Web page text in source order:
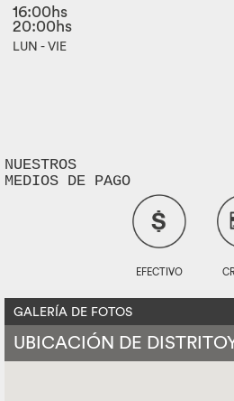
16:00hs
20:00hs
LUN - VIE
NUESTROS
MEDIOS DE PAGO
EFECTIVO
GALERÍA DE FOTOS
UBICACIÓN DE